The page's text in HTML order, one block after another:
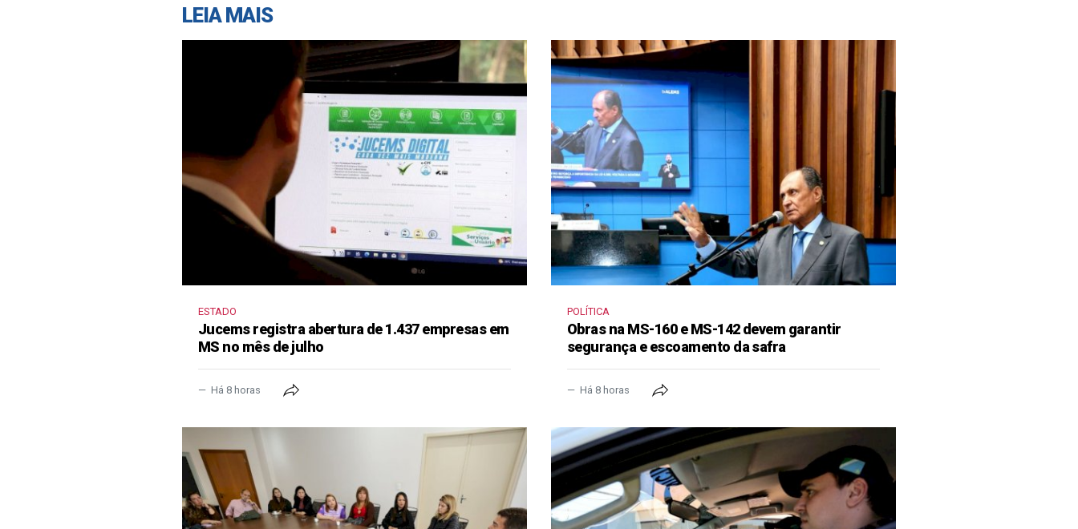
LEIA MAIS
ESTADO
Jucems registra abertura de 1.437 empresas em
MS no mês de julho
Há 8 horas
POLÍTICA
Obras na MS-160 e MS-142 devem garantir
segurança e escoamento da safra
Há 8 horas